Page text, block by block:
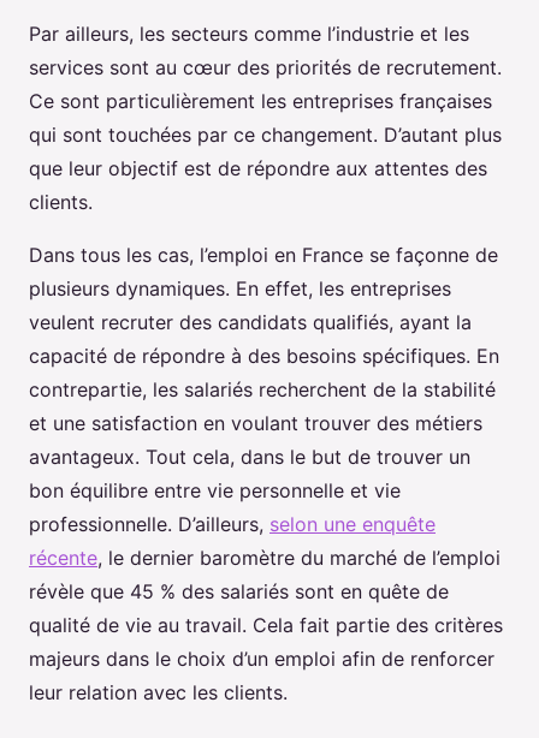
Par ailleurs, les secteurs comme l’industrie et les
services sont au cœur des priorités de recrutement.
Ce sont particulièrement les entreprises françaises
qui sont touchées par ce changement. D’autant plus
que leur objectif est de répondre aux attentes des
clients.
Dans tous les cas, l’emploi en France se façonne de
plusieurs dynamiques. En effet, les entreprises
veulent recruter des candidats qualifiés, ayant la
capacité de répondre à des besoins spécifiques. En
contrepartie, les salariés recherchent de la stabilité
et une satisfaction en voulant trouver des métiers
avantageux. Tout cela, dans le but de trouver un
bon équilibre entre vie personnelle et vie
professionnelle. D’ailleurs, selon une enquête
récente, le dernier baromètre du marché de l’emploi
révèle que 45 % des salariés sont en quête de
qualité de vie au travail. Cela fait partie des critères
majeurs dans le choix d’un emploi afin de renforcer
leur relation avec les clients.